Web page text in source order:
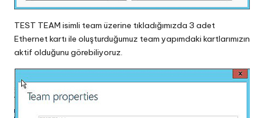
TEST TEAM isimli team üzerine tıkladığımızda 3 adet
Ethernet kartı ile oluşturduğumuz team yapımdaki kartlarımızın
aktif olduğunu görebiliyoruz.